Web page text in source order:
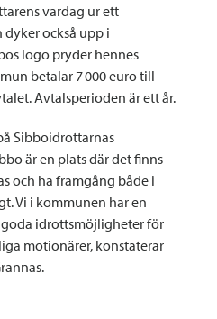
vardag ur ett
också upp i
logo pryder hennes
betalar 7 000 euro till
Avtalsperioden är ett år.
Sibboidrottarnas
är en plats där det finns
och ha framgång både i
Vi i kommunen har en
idrottsmöjligheter för
motionärer, konstaterar